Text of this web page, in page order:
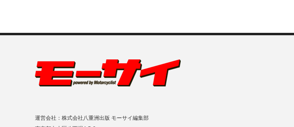
運営会社：株式会社八重洲出版 モーサイ編集部